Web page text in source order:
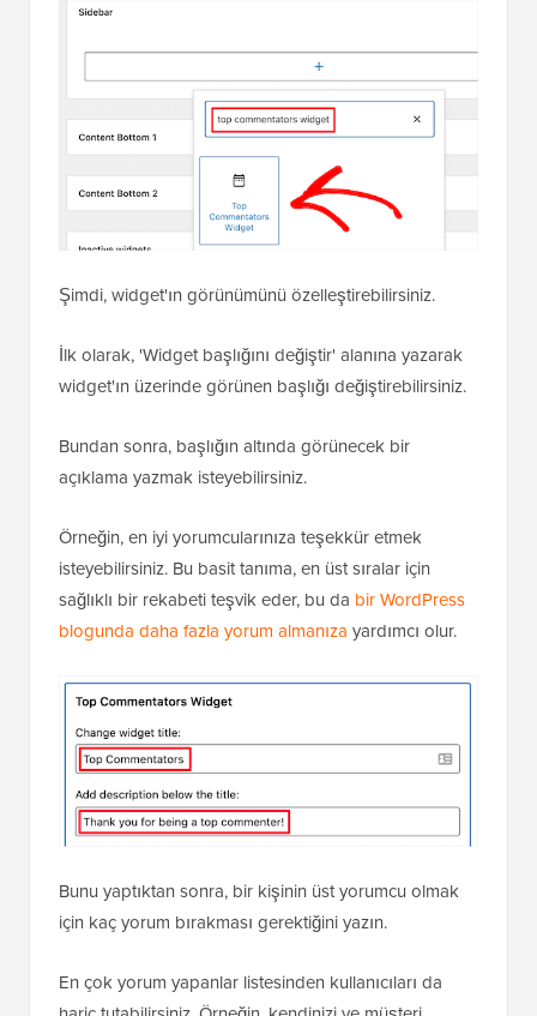
Şimdi, widget'ın görünümünü özelleştirebilirsiniz.
İlk olarak, 'Widget başlığını değiştir' alanına yazarak
widget'ın üzerinde görünen başlığı değiştirebilirsiniz.
Bundan sonra, başlığın altında görünecek bir
açıklama yazmak isteyebilirsiniz.
Örneğin, en iyi yorumcularınıza teşekkür etmek
isteyebilirsiniz. Bu basit tanıma, en üst sıralar için
sağlıklı bir rekabeti teşvik eder, bu da bir WordPress
blogunda daha fazla yorum almanıza yardımcı olur.
Bunu yaptıktan sonra, bir kişinin üst yorumcu olmak
için kaç yorum bırakması gerektiğini yazın.
En çok yorum yapanlar listesinden kullanıcıları da